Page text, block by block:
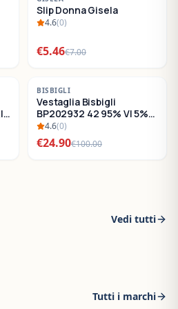
SALDI
Slip Donna Gisela
4.6(0)
€5.46€7.00
-75 %
SALDI
BISBIGLI
Vestaglia Bisbigli
BP202932 42 95% VI 5%
EA4.6(0)
€24.90€100.00
Vedi tutti
Tutti i marchi